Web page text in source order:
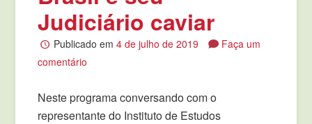
Judiciário caviar
Publicado em 4 de julho de 2019
Faça um
comentário
Neste programa conversando com o
representante do Instituto de Estudos